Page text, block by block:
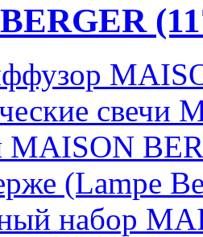
свечи
MAISON
(Lampe
набор